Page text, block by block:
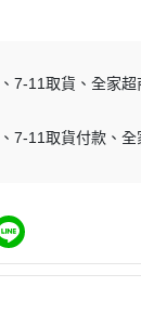
7-11取貨
全家超
7-11取貨付款
全